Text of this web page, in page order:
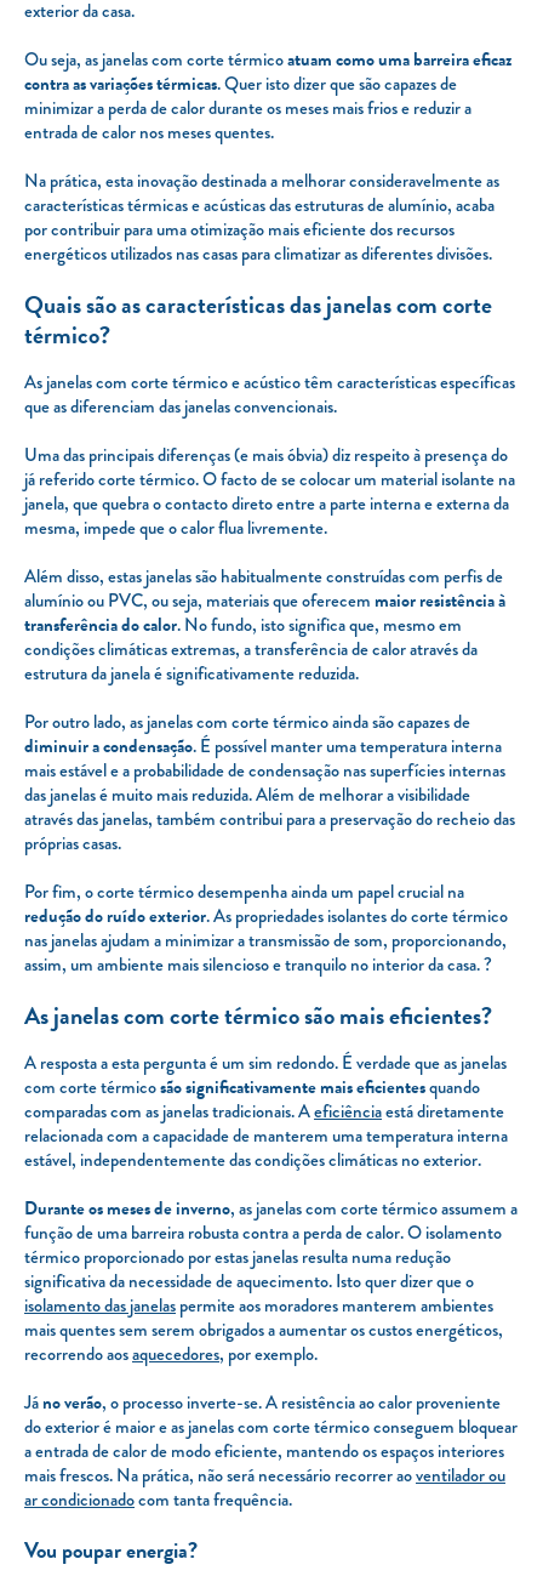
exterior da casa.
Ou seja, as janelas com corte térmicoatuam como uma barreira eficaz
contra as variações térmicas. Quer isto dizer que são capazes de
minimizar a perda de calor durante os meses mais frios e reduzir a
entrada de calor nos meses quentes.
Na prática, esta inovação destinada a melhorar consideravelmente as
características térmicas e acústicas das estruturas de alumínio, acaba
por contribuir para uma otimização mais eficiente dos recursos
energéticos utilizados nas casas para climatizar as diferentes divisões.
Quais são as características das janelas com corte
térmico?
As janelas com corte térmico e acústico têm características específicas
que as diferenciam das janelas convencionais.
Uma das principais diferenças (e mais óbvia) diz respeito à presença do
já referido corte térmico. O facto de se colocar um material isolante na
janela, que quebra o contacto direto entre a parte interna e externa da
mesma, impede que o calor flua livremente.
Além disso, estas janelas são habitualmente construídas com perfis de
alumínio ou PVC, ou seja, materiais que oferecem maior resistência à
transferência do calor. No fundo, isto significa que, mesmo em
condições climáticas extremas, a transferência de calor através da
estrutura da janela é significativamente reduzida.
Por outro lado, as janelas com corte térmico ainda são capazes de
diminuir a condensação. É possível manter uma temperatura interna
mais estável e a probabilidade de condensação nas superfícies internas
das janelas é muito mais reduzida. Além de melhorar a visibilidade
através das janelas, também contribui para a preservação do recheio das
próprias casas.
Por fim, o corte térmico desempenha ainda um papel crucial na
redução do ruído exterior. As propriedades isolantes do corte térmico
nas janelas ajudam a minimizar a transmissão de som, proporcionando,
assim, um ambiente mais silencioso e tranquilo no interior da casa. ?
As janelas com corte térmico são mais eficientes?
A resposta a esta pergunta é um sim redondo. É verdade que as janelas
com corte térmicosão significativamente mais eficientesquando
comparadas com as janelas tradicionais. Aeficiênciaestá diretamente
relacionada com a capacidade de manterem uma temperatura interna
estável, independentemente das condições climáticas no exterior.
Durante os meses de inverno, as janelas com corte térmico assumem a
função de uma barreira robusta contra a perda de calor. O isolamento
térmico proporcionado por estas janelas resulta numa redução
significativa da necessidade de aquecimento. Isto quer dizer que o
isolamento das janelaspermite aos moradores manterem ambientes
mais quentes sem serem obrigados a aumentar os custos energéticos,
recorrendo aosaquecedores, por exemplo.
Jáno verão, o processo inverte-se. A resistência ao calor proveniente
do exterior é maior e as janelas com corte térmico conseguem bloquear
a entrada de calor de modo eficiente, mantendo os espaços interiores
mais frescos. Na prática, não será necessário recorrer aoventilador ou
ar condicionadocom tanta frequência.
Vou poupar energia?